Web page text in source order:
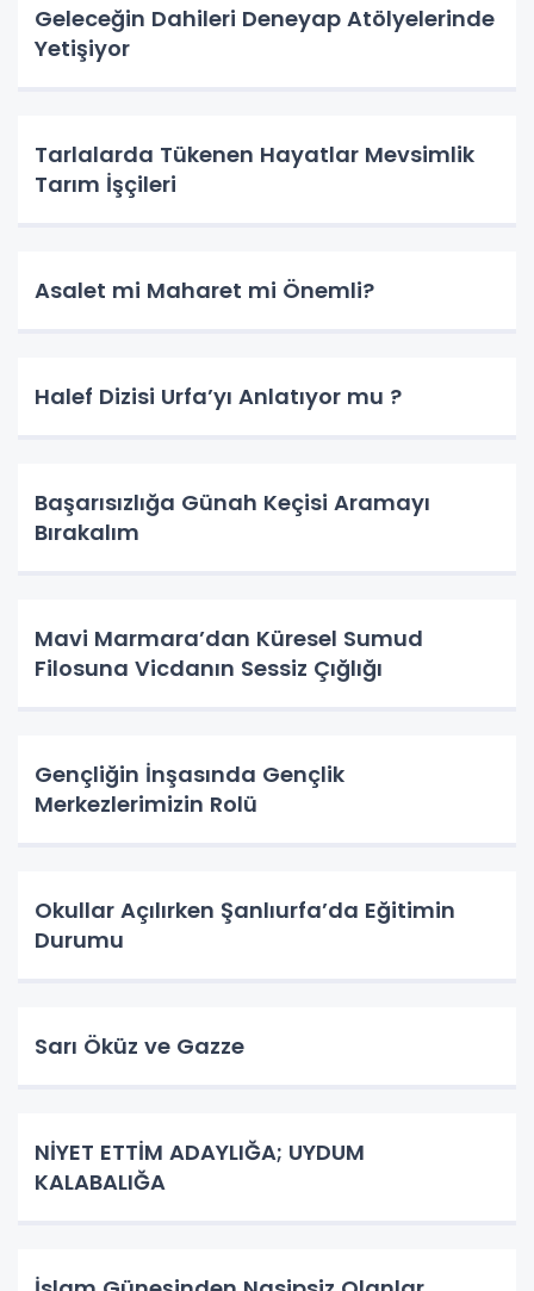
Geleceğin Dahileri Deneyap Atölyelerinde
Yetişiyor
Tarlalarda Tükenen Hayatlar Mevsimlik
Tarım İşçileri
Asalet mi Maharet mi Önemli?
Halef Dizisi Urfa’yı Anlatıyor mu ?
Başarısızlığa Günah Keçisi Aramayı
Bırakalım
Mavi Marmara’dan Küresel Sumud
Filosuna Vicdanın Sessiz Çığlığı
Gençliğin İnşasında Gençlik
Merkezlerimizin Rolü
Okullar Açılırken Şanlıurfa’da Eğitimin
Durumu
Sarı Öküz ve Gazze
NİYET ETTİM ADAYLIĞA; UYDUM
KALABALIĞA